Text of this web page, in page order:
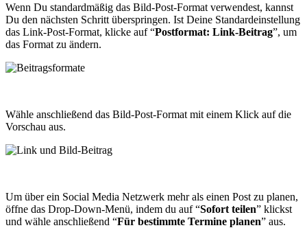
Wenn Du standardmäßig das Bild-Post-Format verwendest, kannst
Du den nächsten Schritt überspringen. Ist Deine Standardeinstellung
das Link-Post-Format, klicke auf “Postformat: Link-Beitrag”, um
das Format zu ändern.
Wähle anschließend das Bild-Post-Format mit einem Klick auf die
Vorschau aus.
Um über ein Social Media Netzwerk mehr als einen Post zu planen,
öffne das Drop-Down-Menü, indem du auf “Sofort teilen” klickst
und wähle anschließend “Für bestimmte Termine planen” aus.